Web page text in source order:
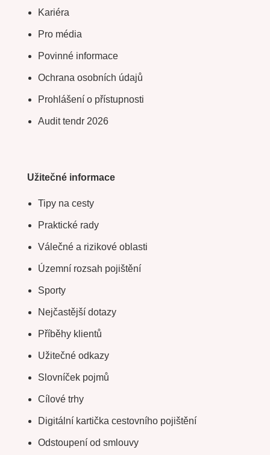
Kariéra
Pro média
Povinné informace
Ochrana osobních údajů
Prohlášení o přístupnosti
Audit tendr 2026
Užitečné informace
Tipy na cesty
Praktické rady
Válečné a rizikové oblasti
Územní rozsah pojištění
Sporty
Nejčastější dotazy
Příběhy klientů
Užitečné odkazy
Slovníček pojmů
Cílové trhy
Digitální kartička cestovního pojištění
Odstoupení od smlouvy